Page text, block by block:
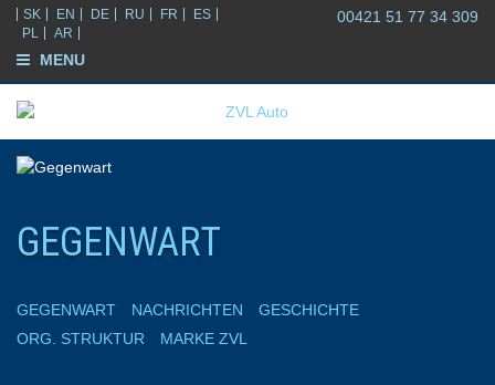
SK EN DE RU FR
ES
PL
AR
00421 51 77 34 309
MENU
GEGENWART
GEGENWART NACHRICHTEN
GESCHICHTE
ORG. STRUKTUR
MARKE ZVL